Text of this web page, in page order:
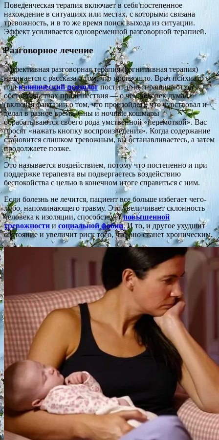
Поведенческая терапия включает в себя постепенное
нахождение в ситуациях или местах, с которыми связана
тревожность, и в то же время поиск выхода из ситуации.
Эффект усиливается одновременной разговорной терапией.
Разговорное лечение
Эффективная разговорная терапия (когнитивная терапия)
начинается с рассказа о том, что произошло. Врач психиатр
иликлинический психологпостепенно спрашивают об
обстоятельствах происшествия — о чем человек думал
(включая фантазии о том, что произойдет), что чувствовал и
делал в разное время. Сны и ночные кошмары
обрабатываются своего рода умственной «перемоткой». Вас
просят «нажать кнопку воспроизведения». Когда содержание
становится слишком тревожным, вы останавливаетесь, а затем
продолжаете позже.
Это называется воздействием, потому что постепенно и при
поддержке терапевта вы подвергаетесь воздействию
беспокойства с целью в конечном итоге справиться с ним.
Если болезнь не лечится, пациент все больше избегает чего-
либо, напоминающего травму. Это увеличивает склонность
человека к изоляции, способствуетповышенной
тревожности и социальной фобии.И то, и другое ухудшит
состояние и увеличит риск того, что оно станет хроническим.